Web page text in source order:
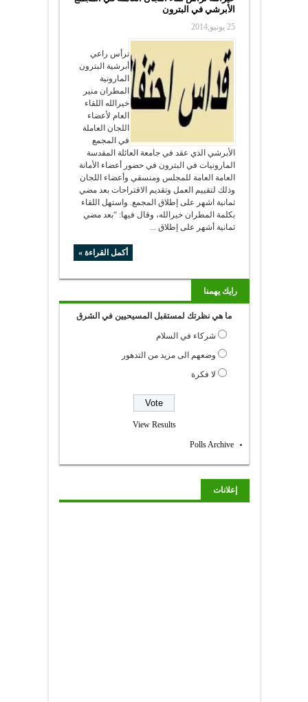
الأبرشي في البترون
25 يونيو,2014
ترأس راعي
أبرشية البترون
المارونية
المطران منير
خيرالله اللقاء
العام لأعضاء
اللجان العاملة
في المجمع
الأبرشي الذي عقد في جامعة العائلة المقدسة
المارونيات في البترون في حضور أعضاء الأمانة
العامة العامة للمجلس ومنسقي وأعضاء اللجان
وذلك لتقييم العمل وتقديم الاقتراحات بعد مضي
ثمانية اشهر على إطلاق المجمع. واستهل اللقاء
بكلمة المطران خيرالله، وقال فيها: “بعد مضي
ثمانية أشهر على إطلاق ...
أكمل القراءة »
رايك يهمنا
ما هي نظرتك لمستقبل المسيحيين في الشرق
شركاء في السلام
وضعهم الى مزيد من التدهور
لا فكرة
View Results
Polls Archive
إعلانات